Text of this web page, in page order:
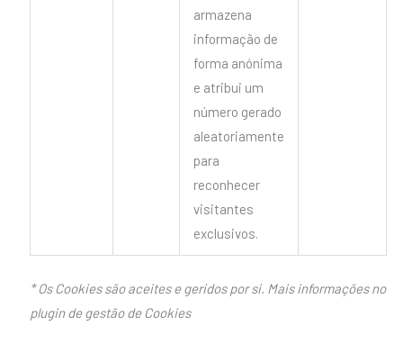
armazena
informação de
forma anónima
e atribui um
número gerado
aleatoriamente
para
reconhecer
visitantes
exclusivos.
* Os Cookies são aceites e geridos por si. Mais informações no
plugin de gestão de Cookies